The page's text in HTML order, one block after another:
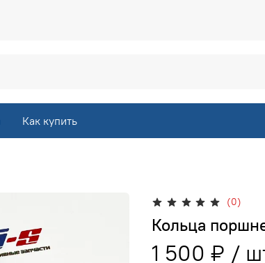
Как купить
(0)
Кольца
1 500 ₽